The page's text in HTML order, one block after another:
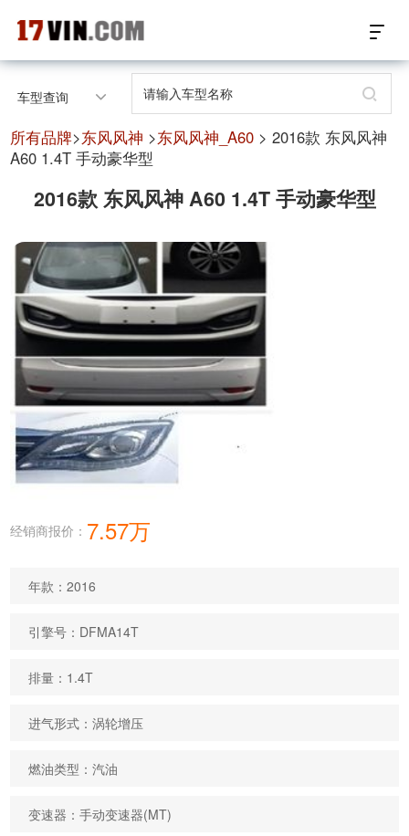
17VIN车架号查询首页
汽配数据开放接口
汽配产品电子目录
微信群智能客服
个性化私人定制
关于我们
车型查询
所有品牌>东风风神 >东风风神_A60 > 2016款 东风风神
A60 1.4T 手动豪华型
2016款 东风风神 A60 1.4T 手动豪华型
经销商报价： 7.57万
年款：2016
引擎号：DFMA14T
排量：1.4T
进气形式：涡轮增压
燃油类型：汽油
变速器：手动变速器(MT)